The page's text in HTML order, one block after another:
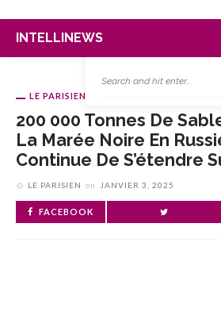
INTELLINEWS
LE PARISIEN
200 000 Tonnes De
La Marée Noire En
Continue De S’étendre
LE PARISIEN on JANVIER 3, 2025
FACEBOOK